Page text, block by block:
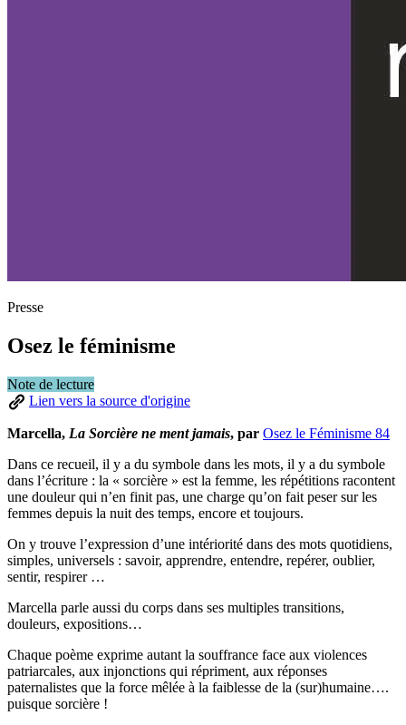
Presse
Osez le féminisme
Note de lecture
Lien vers la source d'origine
Marcella, La Sorcière ne ment jamais, par Osez le Féminisme 84
Dans ce recueil, il y a du symbole dans les mots, il y a du symbole
dans l’écriture : la « sorcière » est la femme, les répétitions racontent
une douleur qui n’en finit pas, une charge qu’on fait peser sur les
femmes depuis la nuit des temps, encore et toujours.
On y trouve l’expression d’une intériorité dans des mots quotidiens,
simples, universels : savoir, apprendre, entendre, repérer, oublier,
sentir, respirer …
Marcella parle aussi du corps dans ses multiples transitions,
douleurs, expositions…
Chaque poème exprime autant la souffrance face aux violences
patriarcales, aux injonctions qui répriment, aux réponses
paternalistes que la force mêlée à la faiblesse de la (sur)humaine….
puisque sorcière !